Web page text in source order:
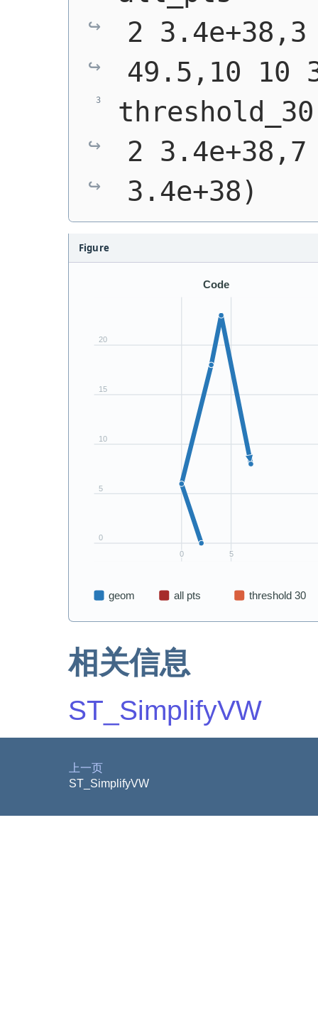
2
49.5,10 10
2
3.4e+38)
Figure
相关信息
ST_SimplifyVW
上一页
ST_SimplifyVW